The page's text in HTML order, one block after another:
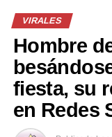
VIRALES
Hombre
fiesta, su
en Redes